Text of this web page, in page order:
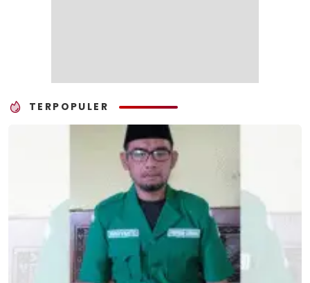
TERPOPULER